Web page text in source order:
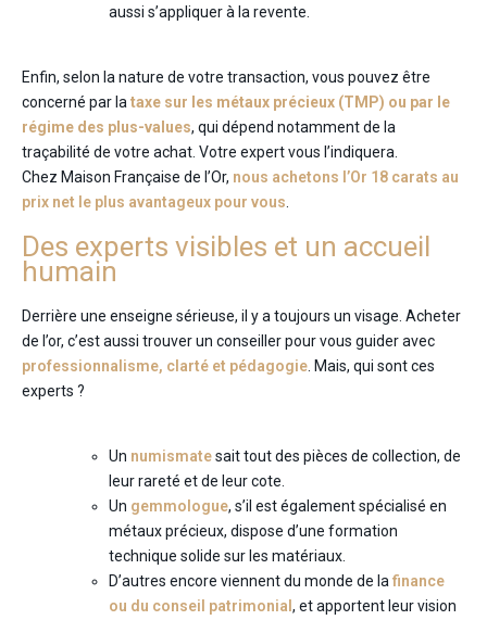
aussi s’appliquer à la revente.
Enfin, selon la nature de votre transaction, vous pouvez être
concerné par lataxe sur les métaux précieux (TMP) ou par le
régime des plus-values, qui dépend notamment de la
traçabilité de votre achat. Votre expert vous l’indiquera.
Chez Maison Française de l’Or, nous achetons l’Or 18 carats au
prix net le plus avantageux pour vous.
Des experts visibles et un accueil
humain
Derrière une enseigne sérieuse, il y a toujours un visage. Acheter
de l’or, c’est aussi trouver un conseiller pour vous guider avec
professionnalisme, clarté et pédagogie. Mais, qui sont ces
experts ?
Un numismatesait tout des pièces de collection, de
leur rareté et de leur cote.
Un gemmologue, s’il est également spécialisé en
métaux précieux, dispose d’une formation
technique solide sur les matériaux.
D’autres encore viennent du monde de lafinance
ou du conseil patrimonial , et apportent leur vision